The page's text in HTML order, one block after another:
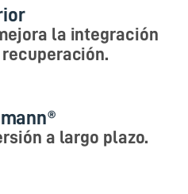
la integración
a largo plazo.